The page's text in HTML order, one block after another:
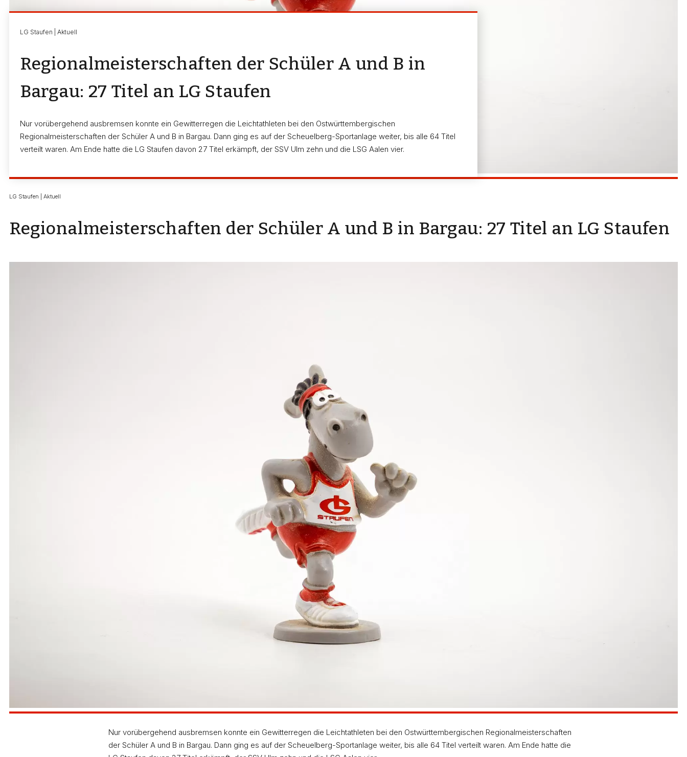
LG Staufen | Aktuell
Regionalmeisterschaften der Schüler A und B in
Bargau: 27 Titel an LG Staufen
Nur vorübergehend ausbremsen konnte ein Gewitterregen die Leichtathleten bei den Ostwürttembergischen
Regionalmeisterschaften der Schüler A und B in Bargau. Dann ging es auf der Scheuelberg-Sportanlage weiter, bis alle 64 Titel
verteilt waren. Am Ende hatte die LG Staufen davon 27 Titel erkämpft, der SSV Ulm zehn und die LSG Aalen vier.
LG Staufen | Aktuell
Regionalmeisterschaften der Schüler A und B in Bargau: 27 Titel an LG Staufen
Nur vorübergehend ausbremsen konnte ein Gewitterregen die Leichtathleten bei den Ostwürttembergischen Regionalmeisterschaften
der Schüler A und B in Bargau. Dann ging es auf der Scheuelberg-Sportanlage weiter, bis alle 64 Titel verteilt waren. Am Ende hatte die
Die Leistungen konnten sich durchaus sehen lassen, wobei zu berücksichtigen ist, dass auf der Sprintgeraden häufig Gegenwind herrschte. In der Klasse
M 14 holte sich der Aalener Philipp Brandstetter beide Sprintsiege, der Bargauer Jonas Waldenmaier lag auf der Hürdenstrecke, im Hoch- und Weitsprung
vorne. Bei M 14 gewann der Bopfinger Norman Glenk beide Sprinttitel, der Lauterner Dominik Denning holte sich Hochsprung und Kugelstoßen. Niklas
Henreich ragte in der Klasse M 13 heraus. Der Böbinger siegte über 75 Meter, 60 m Hürden und im Kugelstoßen. Vierkampf-Regionalmeister Henry
Behrens (SSV Ulm) beherrschte in M 12 Flach- und Hürdensprint sowie den Weitsprung.
Die vielleicht beste Leistung des Tages stellte in W 15 die Bargauerin Pia Prosch auf, die im Weitsprung mit glänzenden 5,68 m den Kreisrekord von Lisa
Ostertag nur um einen Zentimeter verfehlte. Höhepunkt der Wettbewerbe von W 14 war das packende 800-m-Rennen, wo letzten Endes die deutsche
Spitzenläuferin Alina Reh (TSV Erbach) mit persönlicher Bestzeit von 2:18,03 Minuten vor der württembergischen Hallenmeisterin Anja Wagenblast (LSG
Aalen) in 2:18,89 Minuten die besseren Kraftreserven hatte. In W 13 erkämpfte sich die Großdeinbacherin Lisa Maihöfer Platz 1 über 60 m Hürden und im
Hochsprung. Die schnelle Nina Augsten (TSV Oberkochen) war im 75-m-Lauf und über 60 m Hürden in W 12 nicht zu schlagen.